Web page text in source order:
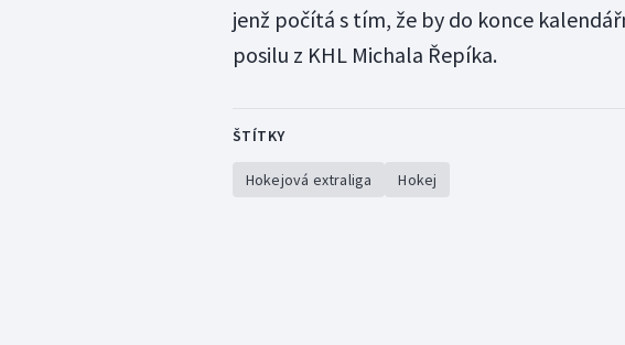
jenž počítá s tím, že by do konce
posilu z KHL Michala Řepíka.
ŠTÍTKY
Hokejová extraliga Hokej